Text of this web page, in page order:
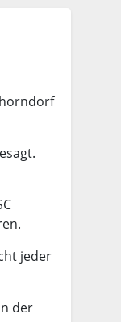
jeder
der